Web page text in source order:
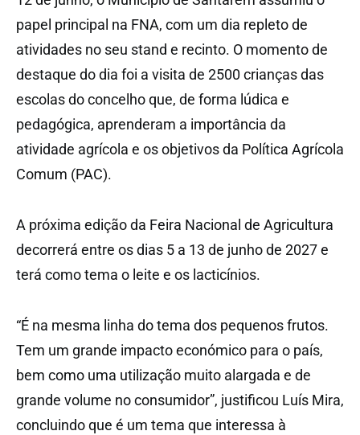
papel principal na FNA, com um dia repleto de
atividades no seu stand e recinto. O momento de
destaque do dia foi a visita de 2500 crianças das
escolas do concelho que, de forma lúdica e
pedagógica, aprenderam a importância da
atividade agrícola e os objetivos da Política Agrícola
Comum (PAC).
A próxima edição da Feira Nacional de Agricultura
decorrerá entre os dias 5 a 13 de junho de 2027 e
terá como tema o leite e os lacticínios.
“É na mesma linha do tema dos pequenos frutos.
Tem um grande impacto económico para o país,
bem como uma utilização muito alargada e de
grande volume no consumidor”, justificou Luís Mira,
concluindo que é um tema que interessa à